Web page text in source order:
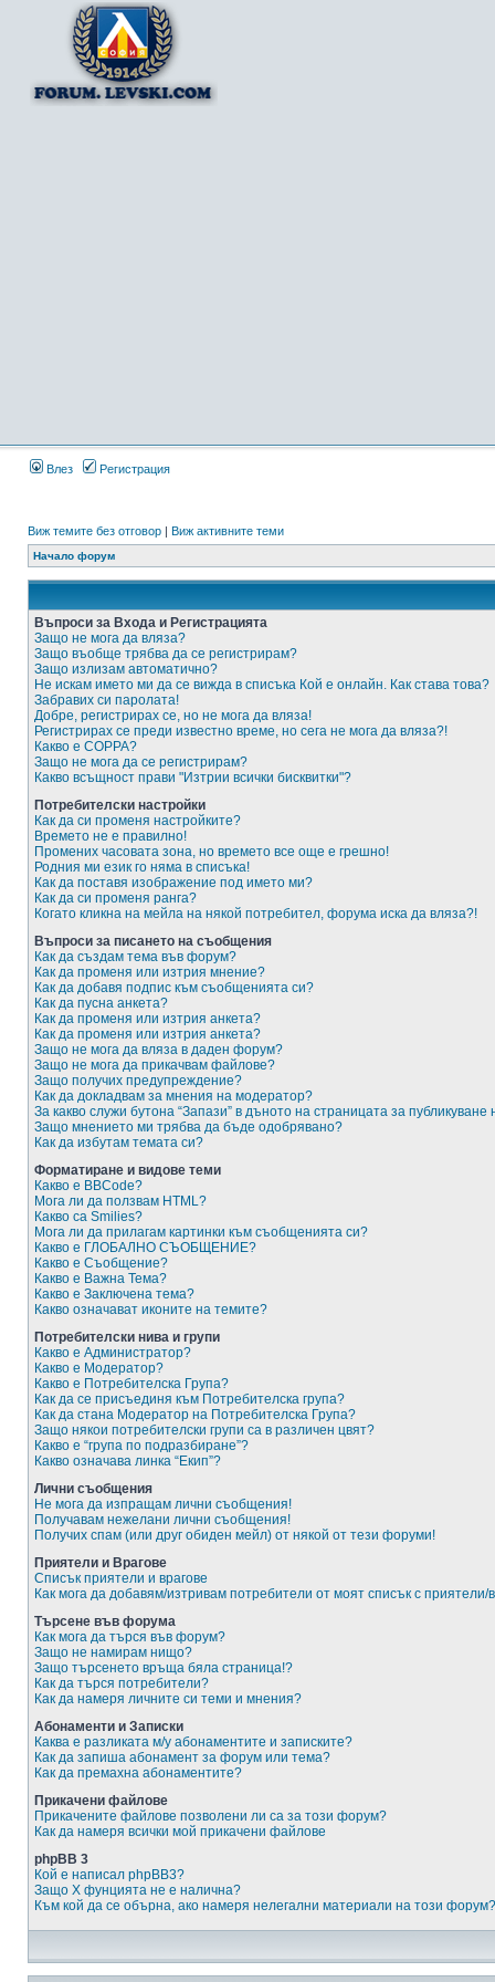
Влез Регистрация
Виж темите без отговор | Виж активните теми
Начало форум
Въпроси за Входа и Регистрацията
Защо не мога да вляза?
Защо въобще трябва да се регистрирам?
Защо излизам автоматично?
Не искам името ми да се вижда в списъка Кой е онлайн. Как става това?
Забравих си паролата!
Добре, регистрирах се, но не мога да вляза!
Регистрирах се преди известно време, но сега не мога да вляза?!
Какво е COPPA?
Защо не мога да се регистрирам?
Какво всъщност прави "Изтрии всички бисквитки"?
Потребителски настройки
Как да си променя настройките?
Времето не е правилно!
Промених часовата зона, но времето все още е грешно!
Родния ми език го няма в списъка!
Как да поставя изображение под името ми?
Как да си променя ранга?
Когато кликна на мейла на някой потребител, форума иска да вляза?!
Въпроси за писането на съобщения
Как да създам тема във форум?
Как да променя или изтрия мнение?
Как да добавя подпис към съобщенията си?
Как да пусна анкета?
Как да променя или изтрия анкета?
Как да променя или изтрия анкета?
Защо не мога да вляза в даден форум?
Защо не мога да прикачвам файлове?
Защо получих предупреждение?
Как да докладвам за мнения на модератор?
За какво служи бутона “Запази” в дъното на страницата за
Защо мнението ми трябва да бъде одобрявано?
Как да избутам темата си?
Форматиране и видове теми
Какво е BBCode?
Мога ли да ползвам HTML?
Какво са Smilies?
Мога ли да прилагам картинки към съобщенията си?
Какво е ГЛОБАЛНО СЪОБЩЕНИЕ?
Какво е Съобщение?
Какво е Важна Тема?
Какво е Заключена тема?
Какво означават иконите на темите?
Потребителски нива и групи
Какво е Администратор?
Какво е Модератор?
Какво е Потребителска Група?
Как да се присъединя към Потребителска група?
Как да стана Модератор на Потребителска Група?
Защо някои потребителски групи са в различен цвят?
Какво е “група по подразбиране”?
Какво означава линка “Екип”?
Лични съобщения
Не мога да изпращам лични съобщения!
Получавам нежелани лични съобщения!
Получих спам (или друг обиден мейл) от някой от тези форуми!
Приятели и Врагове
Списък приятели и врагове
Как мога да добавям/изтривам потребители от моят списък с приятели/
Търсене във форума
Как мога да търся във форум?
Защо не намирам нищо?
Защо търсенето връща бяла страница!?
Как да търся потребители?
Как да намеря личните си теми и мнения?
Абонаменти и Записки
Каква е разликата м/у абонаментите и записките?
Как да запиша абонамент за форум или тема?
Как да премахна абонаментите?
Прикачени файлове
Прикачените файлове позволени ли са за този форум?
Как да намеря всички мой прикачени файлове
phpBB 3
Кой е написал phpBB3?
Защо X фунцията не е налична?
Към кой да се обърна, ако намеря нелегални материали на този форум?